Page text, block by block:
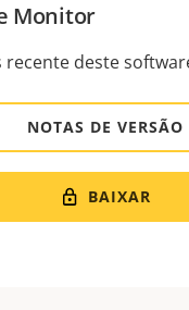
Monitor
recente deste
NOTAS DE VERSÃO
BAIXAR